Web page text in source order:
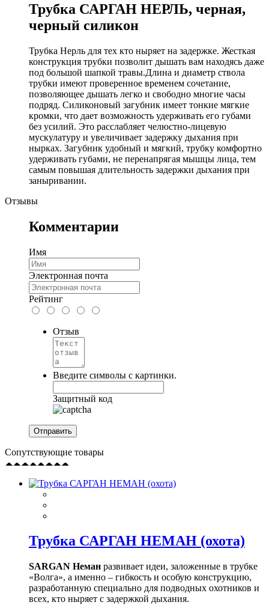
Трубка САРГАН НЕРЛЬ, черная,
черный силикон
Трубка Нерль для тех кто ныряет на задержке. Жесткая
конструкция трубки позволит дышать вам находясь даже
под большой шапкой травы.Длина и диаметр ствола
трубки имеют проверенное временем сочетание,
позволяющее дышать легко и свободно многие часы
подряд. Силиконовый загубник имеет тонкие мягкие
кромки, что дает возможность удерживать его губами
без усилий. Это расслабляет челюстно-лицевую
мускулатуру и увеличивает задержку дыхания при
нырках. Загубник удобный и мягкий, трубку комфортно
удерживать губами, не перенапрягая мышцы лица, тем
самым повышая длительность задержки дыхания при
заныривании.
Отзывы
Комментарии
Имя
Электронная почта
Рейтинг
Отзыв
Введите символы с картинки.
Защитный код
Сопутствующие товары
Трубка САРГАН НЕМАН (охота)
SARGAN Неман развивает идеи, заложенные в трубке
«Волга», а именно – гибкость и особую конструкцию,
разработанную специально для подводных охотников и
всех, кто ныряет с задержкой дыхания.